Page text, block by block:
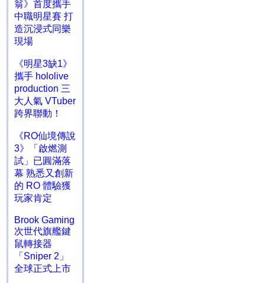
翁》首度攜手
中職明星賽 打
造沉浸式同樂
現場
《明星3缺1》
攜手 hololive
production 三
大人氣 VTuber
跨界聯動！
《RO仙境傳說
3》「啟燃測
試」已圓滿落
幕 熟悉又創新
的 RO 體驗獲
玩家肯定
Brook Gaming
次世代旗艦鍵
鼠轉接器
「Sniper 2」
全球正式上市